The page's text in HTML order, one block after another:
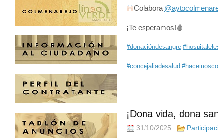
Colabora
¡Te esperamos!🩸
#donacióndesangre
#concejaliadesalud
¡Dona vida, dona
31/10/2025